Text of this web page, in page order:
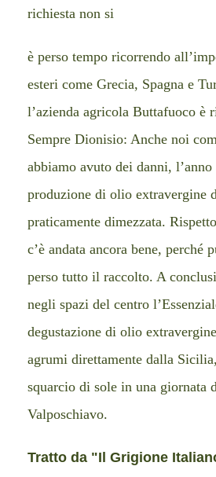
richiesta non si
è perso tempo ricorrendo
esteri come Grecia, Spagna e
l’azienda agricola Buttafuoco è
Sempre Dionisio: Anche noi
abbiamo avuto dei danni, l’anno
produzione di olio extravergine
praticamente dimezzata.
c’è andata ancora bene, perché
perso tutto il raccolto. A
negli spazi del centro
degustazione di olio
agrumi direttamente dalla
squarcio di sole in una giornata
Valposchiavo.
Tratto da "Il Grigione